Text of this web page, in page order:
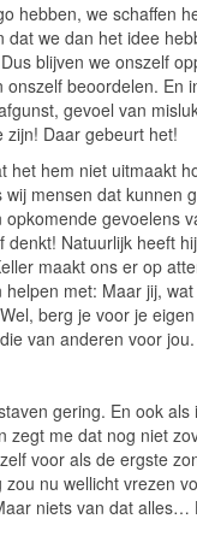
hebben, we schaffen
we dan het idee
blijven we onszelf
beoordelen. En
gevoel van
Daar gebeurt het!
het hem niet uitmaakt
mensen dat kunnen
gevoelens
Natuurlijk heeft
maakt ons er op
met: Maar jij,
berg je voor je
van anderen voor jou.
gering. En ook
zegt me dat nog niet
voor als de ergste
nu wellicht vrezen
niets van dat alles…